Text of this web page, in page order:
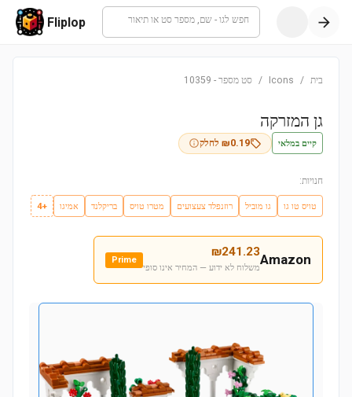
חפש לגו - שם, מספר סט או תיאור Fliplop
בית /
Icons
/ סט מספר -
10359
גן המזרקה
קיים במלאי ₪0.19 לחלק
חנויות:
טויס טו גו גו מוביל רוזנפלד צעצועים מטרו טויס בריקלנד אמיגו +4
Amazon
₪241.23
משלוח לא ידוע — המחיר אינו סופי
Prime